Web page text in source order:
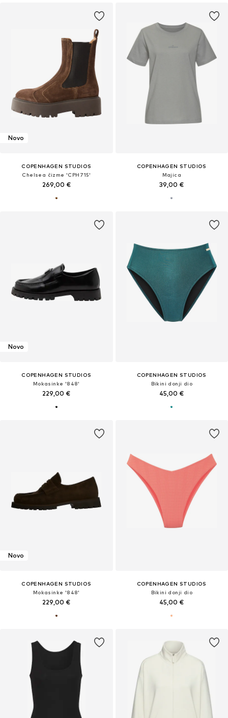
Novo
COPENHAGEN STUDIOS
Chelsea čizme 'CPH715'
269,00 €
COPENHAGEN STUDIOS
Majica
39,00 €
Novo
COPENHAGEN STUDIOS
Mokasinke '848'
229,00 €
COPENHAGEN STUDIOS
Bikini donji dio
45,00 €
Novo
COPENHAGEN STUDIOS
Mokasinke '848'
229,00 €
COPENHAGEN STUDIOS
Bikini donji dio
45,00 €